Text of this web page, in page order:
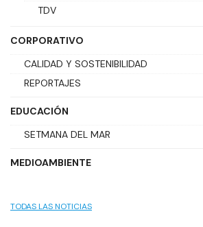
TDV
CORPORATIVO
CALIDAD Y SOSTENIBILIDAD
REPORTAJES
EDUCACIÓN
SETMANA DEL MAR
MEDIOAMBIENTE
TODAS LAS NOTICIAS